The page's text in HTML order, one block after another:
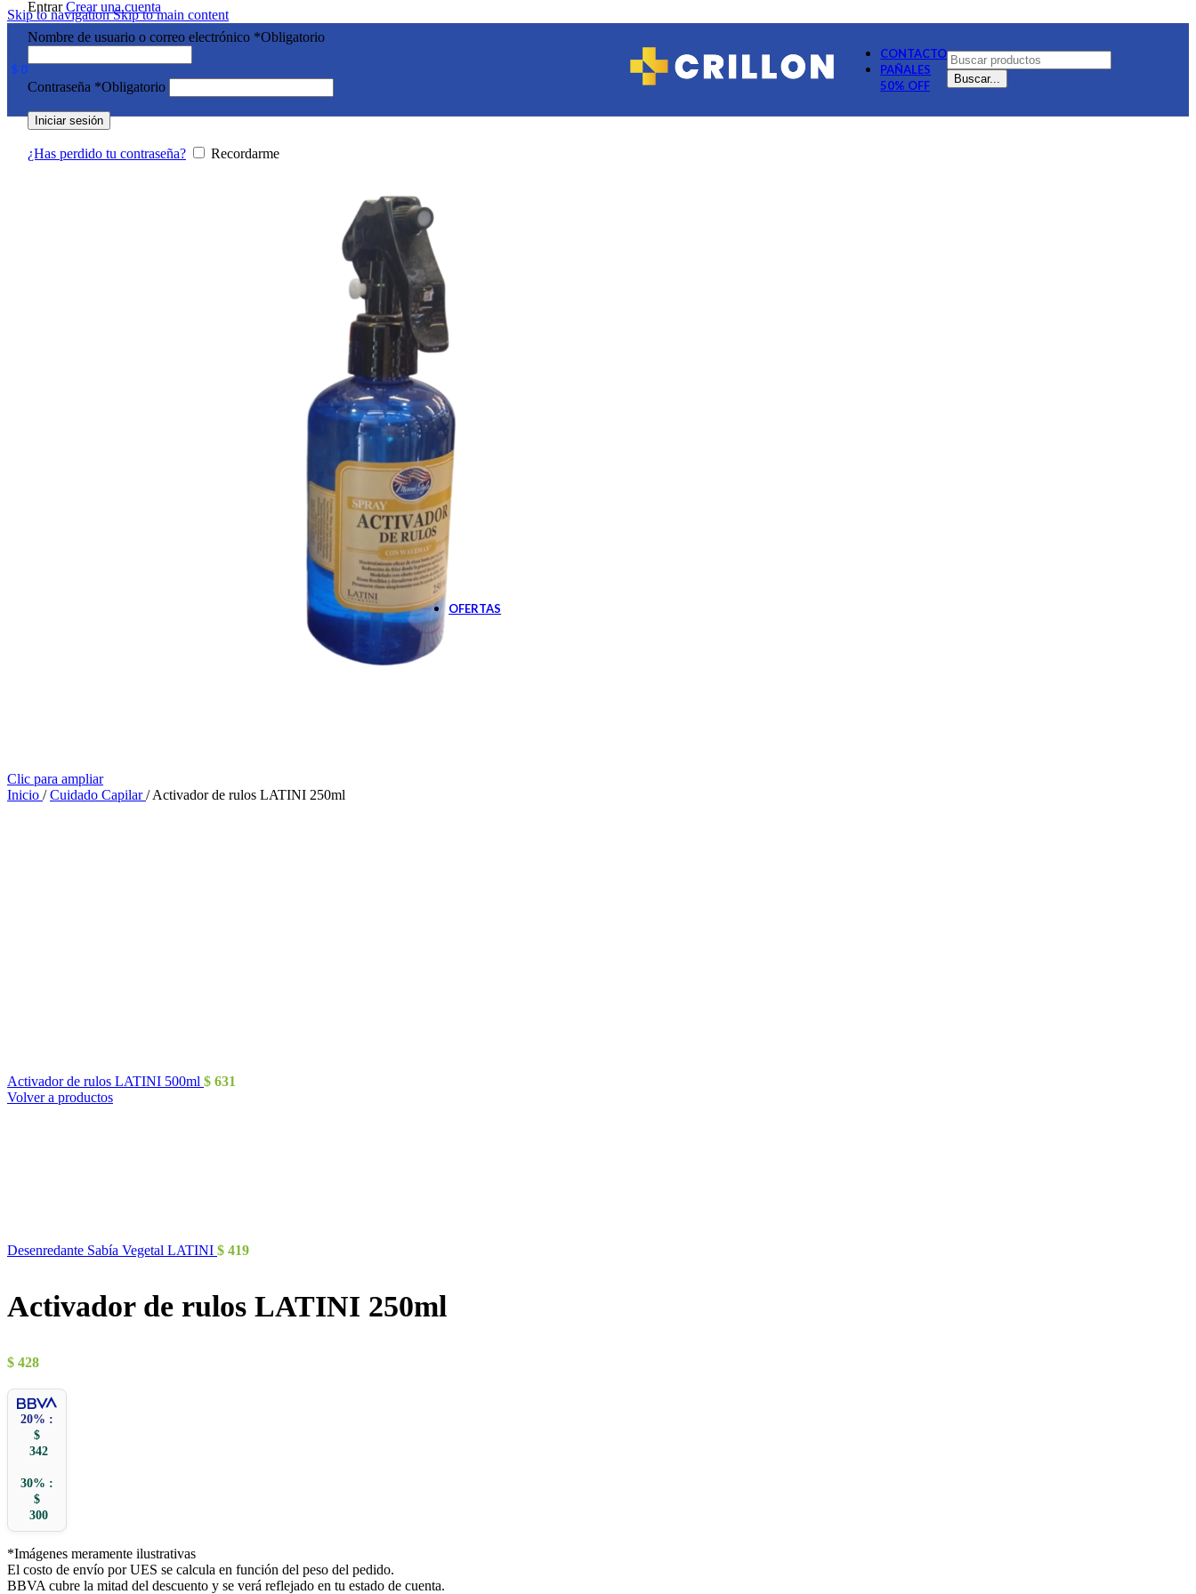
Skip to navigationSkip to main content
$ 0
EntrarCrear una cuenta
Nombre de usuario o correo electrónico *Obligatorio
Contraseña *Obligatorio
Iniciar sesión
¿Has perdido tu contraseña? Recordarme
OFERTAS
CONTACTO
PAÑALES
50% OFF
Buscar...
Clic para ampliar
Inicio / Cuidado Capilar/ Activador de rulos LATINI 250ml
Activador de rulos LATINI 500ml $ 631
Volver a productos
Desenredante Sabía Vegetal LATINI $ 419
Activador de rulos LATINI 250ml
$ 428
20% :
$
342
30% :
$
300
*Imágenes meramente ilustrativas
El costo de envío por UES se calcula en función del peso del pedido.
BBVA cubre la mitad del descuento y se verá reflejado en tu estado de cuenta.